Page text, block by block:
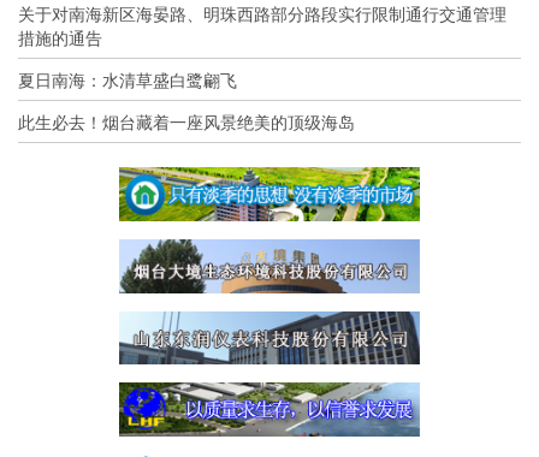
关于对南海新区海晏路、明珠西路部分路段实行限制通行交通管理
措施的通告
夏日南海：水清草盛白鹭翩飞
此生必去！烟台藏着一座风景绝美的顶级海岛